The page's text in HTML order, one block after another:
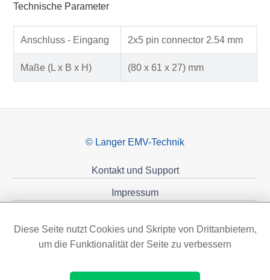
Technische Parameter
Anschluss - Eingang 2x5 pin connector 2.54 mm
Maße (L x B x H) (80 x 61 x 27) mm
© Langer EMV-Technik
Kontakt und Support
Impressum
Diese Seite nutzt Cookies und Skripte von Drittanbietern,
um die Funktionalität der Seite zu verbessern